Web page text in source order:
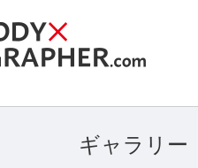
ギャラリー